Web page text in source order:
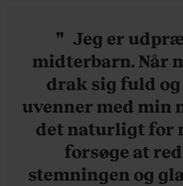
Jeg er
midterbarn. Når
drak sig fuld
uvenner med min
det naturligt for
forsøge at
stemningen og